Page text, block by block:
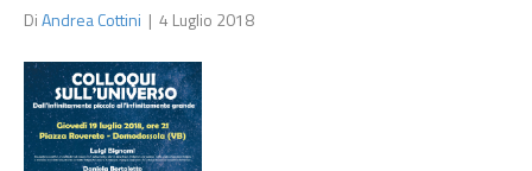
DiAndrea Cottini | 4 Luglio 2018